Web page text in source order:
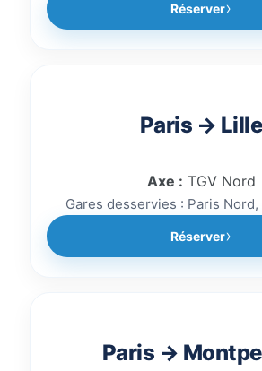
Réserver
Paris → Lille
Axe : TGV Nord
Gares desservies : Paris
Réserver
Paris →